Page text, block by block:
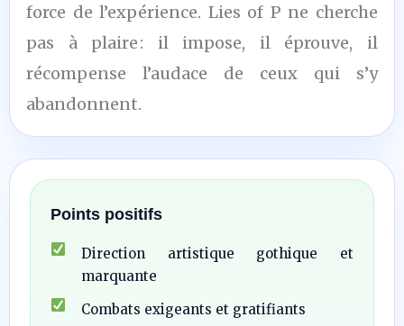
force de l’expérience. Lies of P ne cherche
pas à plaire : il impose, il éprouve, il
récompense l’audace de ceux qui s’y
abandonnent.
Points positifs
Direction artistique gothique et
marquante
Combats exigeants et gratifiants